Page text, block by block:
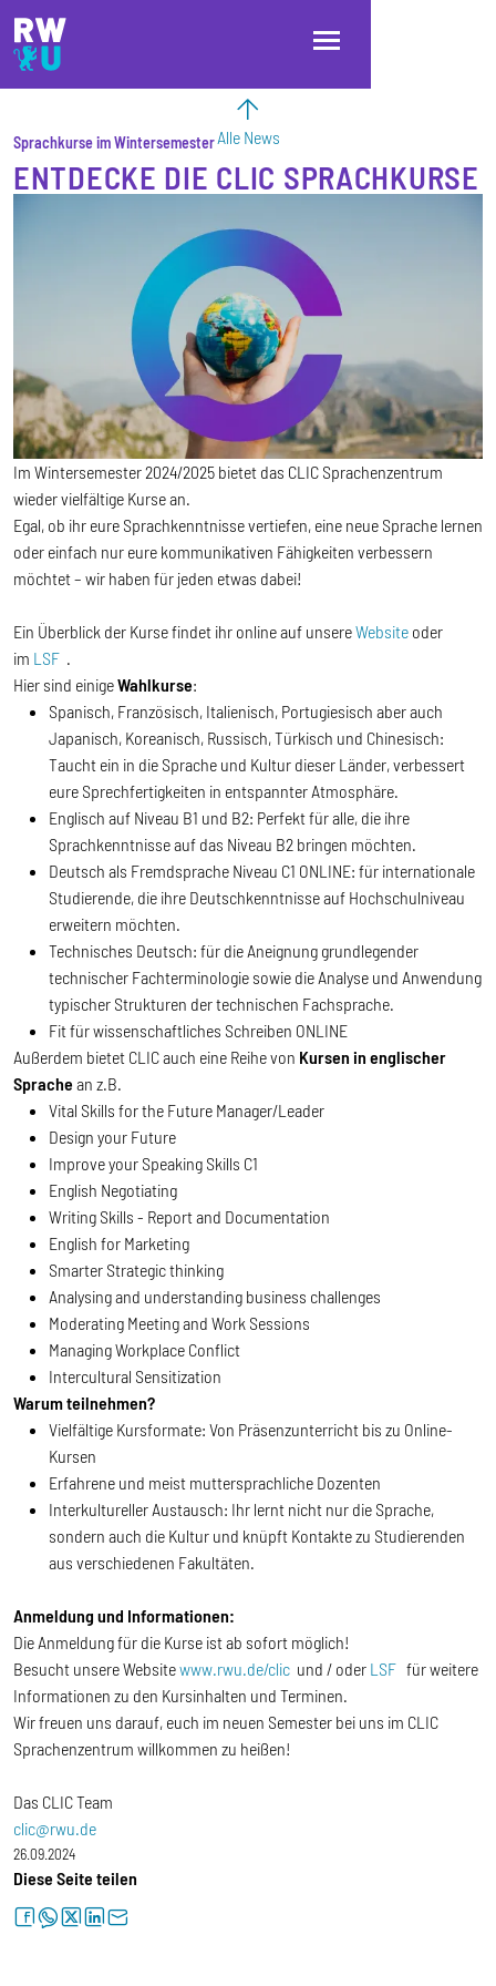
Direkt zum Inhalt
Direkt zur Hauptnavigation
Direkt zum Fußbereich
Alle News
Sprachkurse im Wintersemester
ENTDECKE DIE CLIC SPRACHKURSE
Im Wintersemester 2024/2025 bietet das CLIC Sprachenzentrum
wieder vielfältige Kurse an.
Egal, ob ihr eure Sprachkenntnisse vertiefen, eine neue Sprache lernen
oder einfach nur eure kommunikativen Fähigkeiten verbessern
möchtet – wir haben für jeden etwas dabei!
Ein Überblick der Kurse findet ihr online auf unsereWebsite oder
im LSF .
Hier sind einigeWahlkurse:
Spanisch, Französisch, Italienisch, Portugiesisch aber auch
Japanisch, Koreanisch, Russisch, Türkisch und Chinesisch:
Taucht ein in die Sprache und Kultur dieser Länder, verbessert
eure Sprechfertigkeiten in entspannter Atmosphäre.
Englisch auf Niveau B1 und B2: Perfekt für alle, die ihre
Sprachkenntnisse auf das Niveau B2 bringen möchten.
Deutsch als Fremdsprache Niveau C1 ONLINE: für internationale
Studierende, die ihre Deutschkenntnisse auf Hochschulniveau
erweitern möchten.
Technisches Deutsch: für die Aneignung grundlegender
technischer Fachterminologie sowie die Analyse und Anwendung
typischer Strukturen der technischen Fachsprache.
Fit für wissenschaftliches Schreiben ONLINE
Außerdem bietet CLIC auch eine Reihe von Kursen in englischer
Sprachean z.B.
Vital Skills for the Future Manager/Leader
Design your Future
Improve your Speaking Skills C1
English Negotiating
Writing Skills - Report and Documentation
English for Marketing
Smarter Strategic thinking
Analysing and understanding business challenges
Moderating Meeting and Work Sessions
Managing Workplace Conflict
Intercultural Sensitization
Warum teilnehmen?
Vielfältige Kursformate: Von Präsenzunterricht bis zu Online-
Kursen
Erfahrene und meist muttersprachliche Dozenten
Interkultureller Austausch: Ihr lernt nicht nur die Sprache,
sondern auch die Kultur und knüpft Kontakte zu Studierenden
aus verschiedenen Fakultäten.
Anmeldung und Informationen:
Die Anmeldung für die Kurse ist ab sofort möglich!
Besucht unsere Websitewww.rwu.de/clic und / oder LSF für weitere
Informationen zu den Kursinhalten und Terminen.
Wir freuen uns darauf, euch im neuen Semester bei uns im CLIC
Sprachenzentrum willkommen zu heißen!
Das CLIC Team
clic@rwu.de
26.09.2024
Diese Seite teilen
facebookwhatsapptwitterlinkedinletter